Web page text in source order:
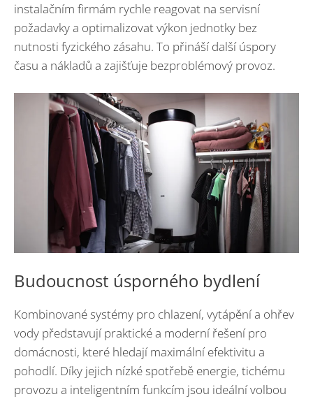
instalačním firmám rychle reagovat na servisní
požadavky a optimalizovat výkon jednotky bez
nutnosti fyzického zásahu. To přináší další úspory
času a nákladů a zajišťuje bezproblémový provoz.
Budoucnost úsporného bydlení
Kombinované systémy pro chlazení, vytápění a ohřev
vody představují praktické a moderní řešení pro
domácnosti, které hledají maximální efektivitu a
pohodlí. Díky jejich nízké spotřebě energie, tichému
provozu a inteligentním funkcím jsou ideální volbou